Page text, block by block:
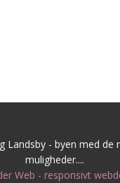
Landsby - byen med de
muligheder....
Web - responsivt